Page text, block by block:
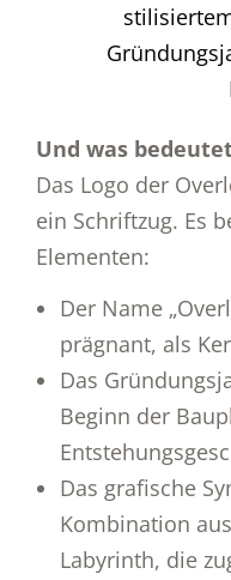
Und was
Das Logo der
ein Schriftzug. Es
Elementen:
Der Name
prägnant, als
Das
Beginn der
Das grafische
Kombination
Labyrinth, die